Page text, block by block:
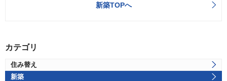
新築TOPへ
カテゴリ
住み替え
新築